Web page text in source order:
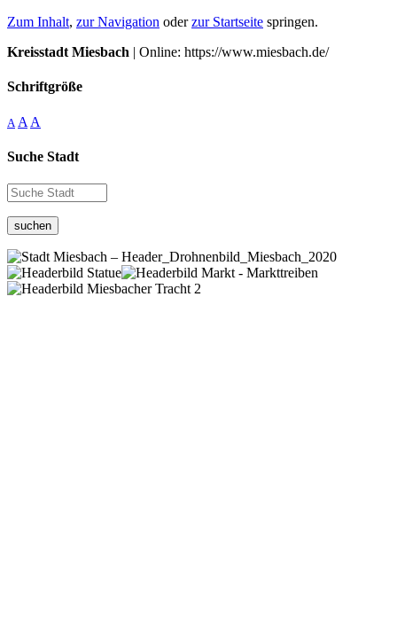
Zum Inhalt, zur Navigation oderzur Startseite springen.
Kreisstadt Miesbach | Online: https://www.miesbach.de/
Schriftgröße
A A A
Suche Stadt
suchen